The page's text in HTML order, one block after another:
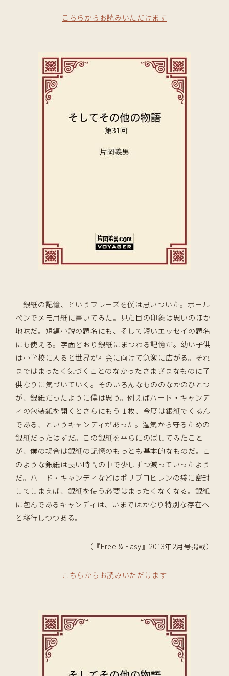
こちらからお読みいただけます
銀紙の記憶、というフレーズを僕は思いついた。ボール
ペンでメモ用紙に書いてみた。見た目の印象は思いのほか
地味だ。短編小説の題名にも、そして短いエッセイの題名
にも使える。字面どおり銀紙にまつわる記憶だ。幼い子供
は小学校に入ると世界が社会に向けて急激に広がる。それ
まではまったく気づくことのなかったさまざまなものに子
供なりに気づいていく。そのいろんなもののなかのひとつ
が、銀紙だったように僕は思う。例えばハード・キャンデ
ィの包装紙を開くとさらにもう１枚、今度は銀紙でくるん
である、というキャンディがあった。湿気から守るための
銀紙だったはずだ。この銀紙を平らにのばしてみたこと
が、僕の場合は銀紙の記憶のもっとも基本的なものだ。こ
のような銀紙は長い時間の中で少しずつ減っていったよう
だ。ハード・キャンディなどはポリプロピレンの袋に密封
してしまえば、銀紙を使う必要はまったくなくなる。銀紙
に包んであるキャンディは、いまではかなり特別な存在へ
と移行しつつある。
（『Free & Easy』2013年2月号掲載）
こちらからお読みいただけます